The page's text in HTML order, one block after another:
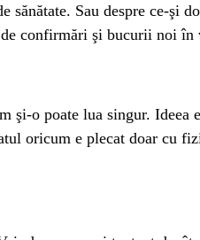
sănătate. Sau despre ce-şi
confirmări şi bucurii noi în
şi-o poate lua singur. Ideea
oricum e plecat doar cu